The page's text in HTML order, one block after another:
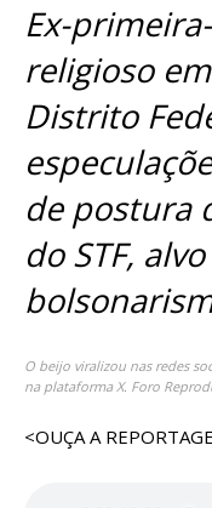
Ex-
religioso
Distrito
de postura
do STF,
O beijo viralizou nas redes
na plataforma X. Foro
<OUÇA A